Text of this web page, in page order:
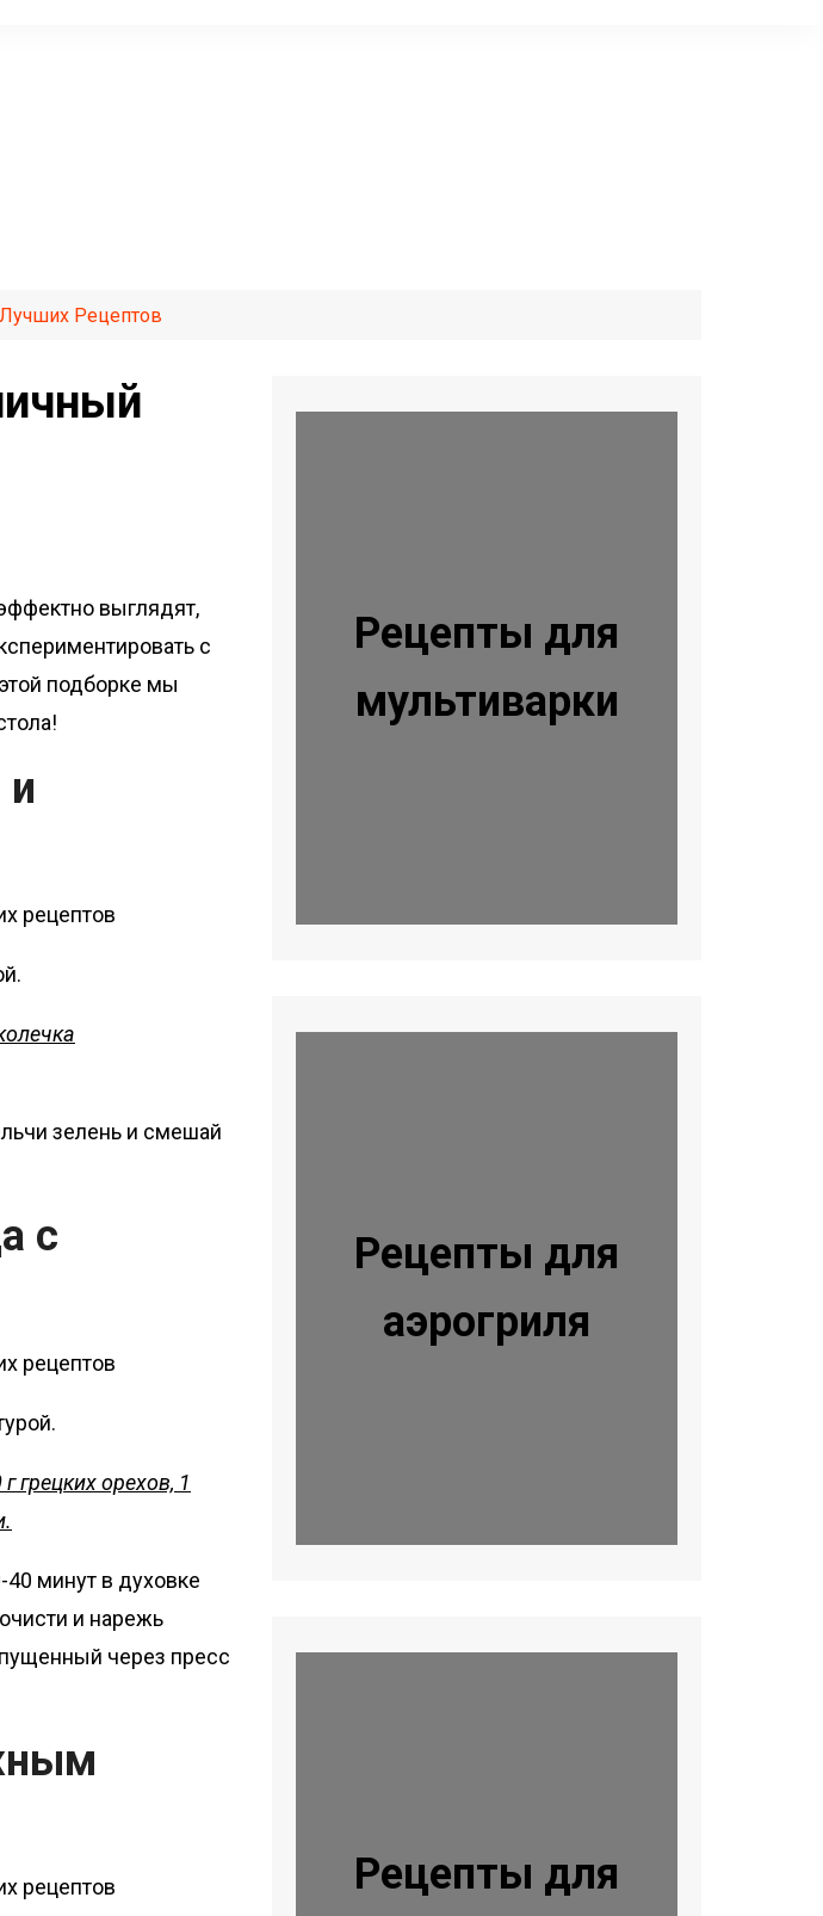
Рецептов
выглядят,
с
подборке мы
зелень и смешай
с
грецких орехов, 1
минут в духовке
и нарежь
через пресс
Рецепты для
мультиварки
Рецепты для
аэрогриля
Рецепты для